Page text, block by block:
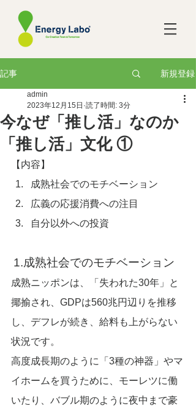
記事 新規登録
今なぜ「推し活」なのか
「推し活」文化 ①
admin
2023年12月15日 読了時間: 3分
【内容】
成熟社会でのモチベーション
広義の応援消費への注目
自分以外への投資
1.成熟社会でのモチベーション
成熟ニッポンは、「失われた30年」と
揶揄され、GDPは560兆円辺りを推移
し、デフレが続き、給料も上がらない
状況です。
高度成長期のように「3種の神器」やマ
イホームを買うために、モーレツに働
いたり、バブル期のように夜中まで豪